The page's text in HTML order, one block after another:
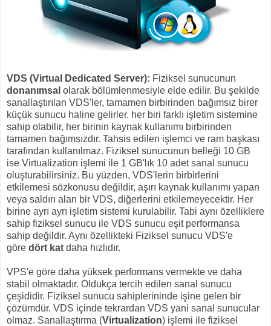
VDS (Virtual Dedicated Server): Fiziksel sunucunun
donanımsal olarak bölümlenmesiyle elde edilir. Bu şekilde
sanallaştırılan VDS'ler, tamamen birbirinden bağımsız birer
küçük sunucu haline gelirler. her biri farklı işletim sistemine
sahip olabilir, her birinin kaynak kullanımı birbirinden
tamamen bağımsızdır. Tahsis edilen işlemci ve ram başkası
tarafından kullanılmaz. Fiziksel sunucunun belleği 10 GB
ise Virtualization işlemi ile 1 GB'lık 10 adet sanal sunucu
oluşturabilirsiniz. Bu yüzden, VDS'lerin birbirlerini
etkilemesi sözkonusu değildir, aşırı kaynak kullanımı yapan
veya saldırı alan bir VDS, diğerlerini etkilemeyecektir. Her
birine ayrı ayrı işletim sistemi kurulabilir. Tabi aynı özelliklere
sahip fiziksel sunucu ile VDS sunucu eşit performansa
sahip değildir. Aynı özellikteki Fiziksel sunucu VDS'e
göre dört kat daha hızlıdır.
VPS'e göre daha yüksek performans vermekte ve daha
stabil olmaktadır. Oldukça tercih edilen sanal sunucu
çeşididir. Fiziksel sunucu sahiplerininde işine gelen bir
çözümdür. VDS içinde tekrardan VDS yani sanal sunucular
olmaz. Sanallaştırma (Virtualization) işlemi ile fiziksel